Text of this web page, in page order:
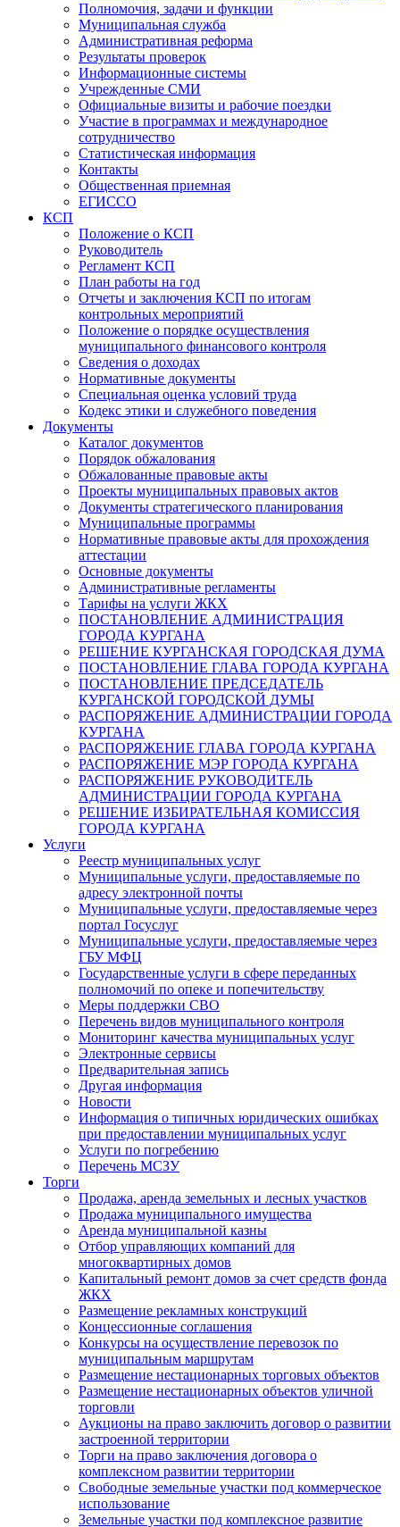
Полномочия, задачи и функции
Муниципальная служба
Административная реформа
Результаты проверок
Информационные системы
Учрежденные СМИ
Официальные визиты и рабочие поездки
Участие в программах и международное
сотрудничество
Статистическая информация
Контакты
Общественная приемная
ЕГИССО
КСП
Положение о КСП
Руководитель
Регламент КСП
План работы на год
Отчеты и заключения КСП по итогам
контрольных мероприятий
Положение о порядке осуществления
муниципального финансового контроля
Сведения о доходах
Нормативные документы
Специальная оценка условий труда
Кодекс этики и служебного поведения
Документы
Каталог документов
Порядок обжалования
Обжалованные правовые акты
Проекты муниципальных правовых актов
Документы стратегического планирования
Муниципальные программы
Нормативные правовые акты для прохождения
аттестации
Основные документы
Административные регламенты
Тарифы на услуги ЖКХ
ПОСТАНОВЛЕНИЕ АДМИНИСТРАЦИЯ
ГОРОДА КУРГАНА
РЕШЕНИЕ КУРГАНСКАЯ ГОРОДСКАЯ ДУМА
ПОСТАНОВЛЕНИЕ ГЛАВА ГОРОДА КУРГАНА
ПОСТАНОВЛЕНИЕ ПРЕДСЕДАТЕЛЬ
КУРГАНСКОЙ ГОРОДСКОЙ ДУМЫ
РАСПОРЯЖЕНИЕ АДМИНИСТРАЦИИ ГОРОДА
КУРГАНА
РАСПОРЯЖЕНИЕ ГЛАВА ГОРОДА КУРГАНА
РАСПОРЯЖЕНИЕ МЭР ГОРОДА КУРГАНА
РАСПОРЯЖЕНИЕ РУКОВОДИТЕЛЬ
АДМИНИСТРАЦИИ ГОРОДА КУРГАНА
РЕШЕНИЕ ИЗБИРАТЕЛЬНАЯ КОМИССИЯ
ГОРОДА КУРГАНА
Услуги
Реестр муниципальных услуг
Муниципальные услуги, предоставляемые по
адресу электронной почты
Муниципальные услуги, предоставляемые через
портал Госуслуг
Муниципальные услуги, предоставляемые через
ГБУ МФЦ
Государственные услуги в сфере переданных
полномочий по опеке и попечительству
Меры поддержки СВО
Перечень видов муниципального контроля
Мониторинг качества муниципальных услуг
Электронные сервисы
Предварительная запись
Другая информация
Новости
Информация о типичных юридических ошибках
при предоставлении муниципальных услуг
Услуги по погребению
Перечень МСЗУ
Торги
Продажа, аренда земельных и лесных участков
Продажа муниципального имущества
Аренда муниципальной казны
Отбор управляющих компаний для
многоквартирных домов
Капитальный ремонт домов за счет средств фонда
ЖКХ
Размещение рекламных конструкций
Концессионные соглашения
Конкурсы на осуществление перевозок по
муниципальным маршрутам
Размещение нестационарных торговых объектов
Размещение нестационарных объектов уличной
торговли
Аукционы на право заключить договор о развитии
застроенной территории
Торги на право заключения договора о
комплексном развитии территории
Свободные земельные участки под коммерческое
использование
Земельные участки под комплексное развитие